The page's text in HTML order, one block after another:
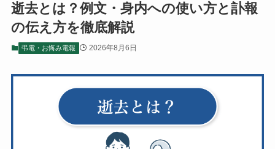
お見舞い・お礼
移転・開店・受賞祝い
選挙
逝去とは？例文・身内への使い方と訃報
の伝え方を徹底解説
弔電・お悔み電報 2026年8月6日